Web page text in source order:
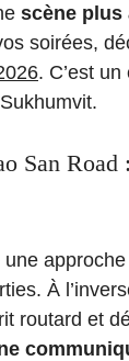
scène plus
soirées,
. C’est
San Road
À
routard et